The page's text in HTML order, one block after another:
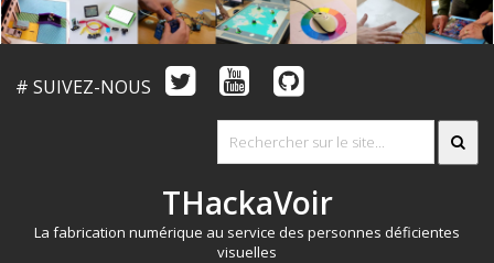
# SUIVEZ-NOUS
THackaVoir
La fabrication numérique au service des personnes déficientes
visuelles